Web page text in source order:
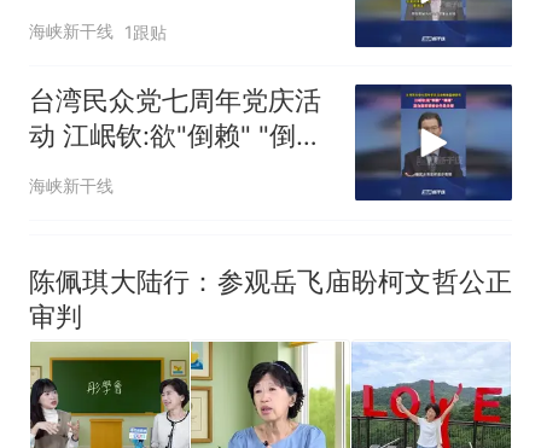
岸人心在越来越近
海峡新干线 1跟贴
台湾民众党七周年党庆活
动 江岷钦:欲"倒赖" "倒绿"
蓝白能否紧密合作是关键
海峡新干线
陈佩琪大陆行：参观岳飞庙盼柯文哲公正
审判